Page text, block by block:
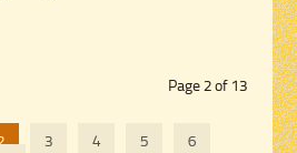
Page 2 of 13
3 4 5
6